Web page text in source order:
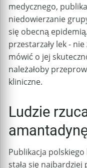
medycznego,
niedowierzanie
się obecną
przestarzały lek -
mówić o jej
należałoby
kliniczne.
Ludzie
Publikacja
stała się